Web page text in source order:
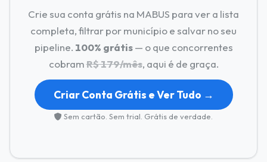
Crie sua conta grátis na MABUS para ver a lista
completa, filtrar por município e salvar no seu
pipeline. 100% grátis— o que concorrentes
cobramR$ 179/mês, aqui é de graça.
Criar Conta Grátis e Ver Tudo →
Sem cartão. Sem trial. Grátis de verdade.